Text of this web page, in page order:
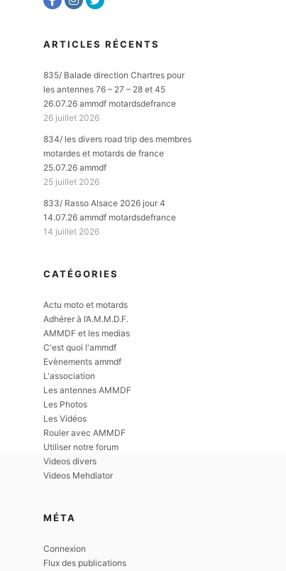
ARTICLES RÉCENTS
835/ Balade direction Chartres pour
les antennes 76 – 27 – 28 et 45
26.07.26 ammdf motardsdefrance
26 juillet 2026
834/ les divers road trip des membres
motardes et motards de france
25.07.26 ammdf
25 juillet 2026
833/ Rasso Alsace 2026 jour 4
14.07.26 ammdf motardsdefrance
14 juillet 2026
CATÉGORIES
Actu moto et motards
Adhérer à l’A.M.M.D.F.
AMMDF et les medias
C'est quoi l'ammdf
Evènements ammdf
L'association
Les antennes AMMDF
Les Photos
Les Vidéos
Rouler avec AMMDF
Utiliser notre forum
Videos divers
Videos Mehdiator
MÉTA
Connexion
Flux des publications